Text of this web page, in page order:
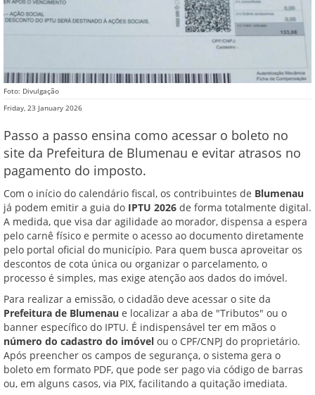
Foto: Divulgação
Friday, 23 January 2026
Passo a passo ensina como acessar o boleto no
site da Prefeitura de Blumenau e evitar atrasos no
pagamento do imposto.
Com o início do calendário fiscal, os contribuintes de Blumenau
já podem emitir a guia do IPTU 2026 de forma totalmente digital.
A medida, que visa dar agilidade ao morador, dispensa a espera
pelo carnê físico e permite o acesso ao documento diretamente
pelo portal oficial do município. Para quem busca aproveitar os
descontos de cota única ou organizar o parcelamento, o
processo é simples, mas exige atenção aos dados do imóvel.
Para realizar a emissão, o cidadão deve acessar o site da
Prefeitura de Blumenau e localizar a aba de "Tributos" ou o
banner específico do IPTU. É indispensável ter em mãos o
número do cadastro do imóvel ou o CPF/CNPJ do proprietário.
Após preencher os campos de segurança, o sistema gera o
boleto em formato PDF, que pode ser pago via código de barras
ou, em alguns casos, via PIX, facilitando a quitação imediata.